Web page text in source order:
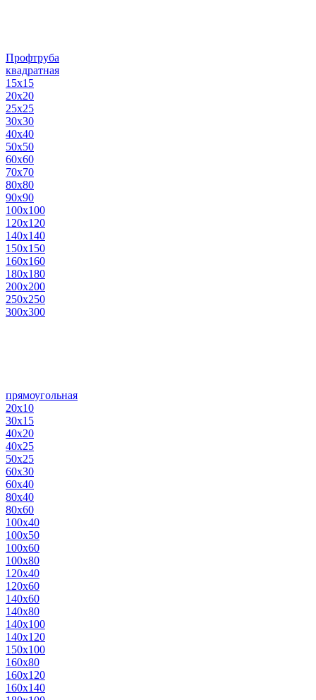
Профтруба
квадратная
15х15
20х20
25х25
30х30
40х40
50х50
60х60
70х70
80х80
90х90
100х100
120х120
140х140
150х150
160х160
180х180
200х200
250х250
300х300
прямоугольная
20х10
30х15
40х20
40х25
50х25
60х30
60х40
80х40
80х60
100х40
100х50
100х60
100х80
120х40
120х60
140х60
140х80
140х100
140х120
150х100
160х80
160х120
160х140